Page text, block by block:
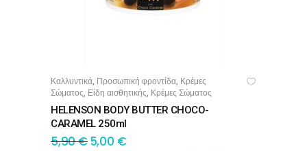
ΠΡΟΣΘΉΚΗ ΣΤΟ ΚΑΛΆΘΙ
Καλλυντικά, Προσωπική φροντίδα, Κρέμες
Σώματος, Είδη αισθητικής, Κρέμες Σώματος
HELENSON BODY BUTTER CHOCO-
CARAMEL 250ml
5,90€5,00 €